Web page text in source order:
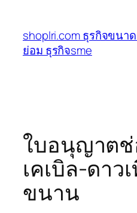
เนื้อหา
shoplri.com ธุรกิจขนา
ย่อม ธุรกิจsme
ใบอนุญาตช่
เคเบิล-ดาว
ขนาน